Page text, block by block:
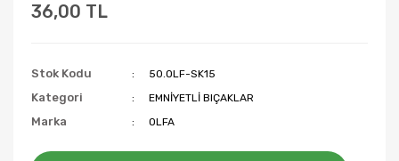
36,00 TL
Stok Kodu 50.OLF-SK15
Kategori EMNİYETLİ BIÇAKLAR
Marka OLFA